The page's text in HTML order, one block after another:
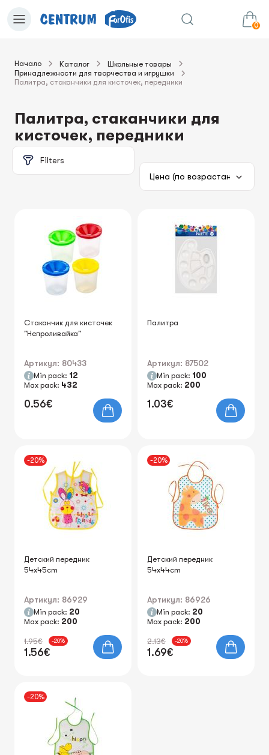
0
в корзину Сумма:
Начало Каталог
Школьные товары
Принадлежности для творчества и игрушки
Палитра, стаканчики для кисточек, передники
Палитра, стаканчики для
кисточек, передники
Filters
Стаканчик для кисточек
"Непроливайка"
Артикул: 80433
Min pack: 12
Max pack: 432
0.56€
Палитра
Артикул: 87502
Min pack: 100
Max pack: 200
1.03€
-20%
Детский передник
54x45cm
Артикул: 86929
Min pack: 20
Max pack: 200
1.95€ -20%
1.56€
-20%
Детский передник
54x44cm
Артикул: 86926
Min pack: 20
Max pack: 200
2.13€ -20%
1.69€
-20%